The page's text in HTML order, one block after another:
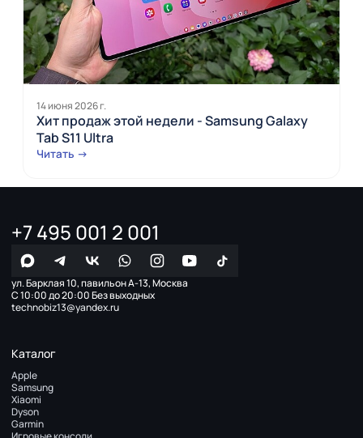
14 июня 2026 г.
Хит продаж этой недели - Samsung Galaxy
Tab S11 Ultra
Читать →
+7 495 001 2 001
ул. Барклая 10, павильон А-13, Москва
С 10:00 до 20:00 Без выходных
technobiz13@yandex.ru
Каталог
Apple
Samsung
Xiaomi
Dyson
Garmin